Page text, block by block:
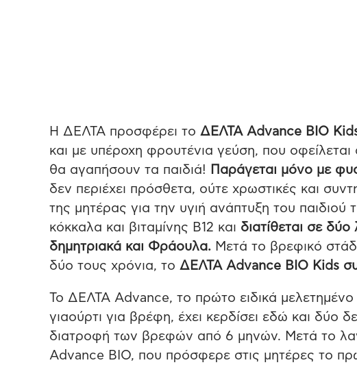
Η ΔΕΛΤΑ προσφέρει το ΔΕΛΤΑ Advance BIO
και με υπέροχη φρουτένια γεύση, που οφείλεται
θα αγαπήσουν τα παιδιά!
Παράγεται μόνο με
δεν περιέχει πρόσθετα, ούτε χρωστικές και
της μητέρας για την υγιή ανάπτυξη του παιδιού
κόκκαλα και βιταμίνης Β12 και διατίθεται σε
δημητριακά και Φράουλα. Μετά το βρεφικό
δύο τους χρόνια, το ΔΕΛΤΑ Advance BIO Kids
Το ΔΕΛΤΑ Advance, το πρώτο ειδικά
γιαούρτι για βρέφη, έχει κερδίσει εδώ και δύο
διατροφή των βρεφών από 6 μηνών. Μετά το
Advance BIO, που πρόσφερε στις μητέρες το